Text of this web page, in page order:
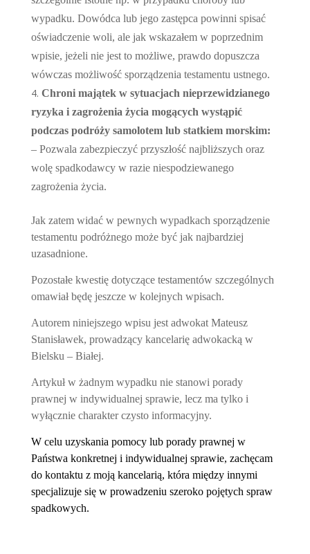
wypadku. Dowódca lub jego zastępca powinni spisać
oświadczenie woli, ale jak wskazałem w poprzednim
wpisie, jeżeli nie jest to możliwe, prawdo dopuszcza
wówczas możliwość sporządzenia testamentu ustnego.
Chroni majątek w sytuacjach nieprzewidzianego
ryzyka i zagrożenia życia mogących wystąpić
podczas podróży samolotem lub statkiem morskim:
– Pozwala zabezpieczyć przyszłość najbliższych oraz
wolę spadkodawcy w razie niespodziewanego
zagrożenia życia.
Jak zatem widać w pewnych wypadkach sporządzenie
testamentu podróżnego może być jak najbardziej
uzasadnione.
Pozostałe kwestię dotyczące testamentów szczególnych
omawiał będę jeszcze w kolejnych wpisach.
Autorem niniejszego wpisu jest adwokat Mateusz
Stanisławek, prowadzący kancelarię adwokacką w
Bielsku – Białej.
Artykuł w żadnym wypadku nie stanowi porady
prawnej w indywidualnej sprawie, lecz ma tylko i
wyłącznie charakter czysto informacyjny.
W celu uzyskania pomocy lub porady prawnej w
Państwa konkretnej i indywidualnej sprawie, zachęcam
do kontaktu z moją kancelarią, która między innymi
specjalizuje się w prowadzeniu szeroko pojętych spraw
spadkowych.